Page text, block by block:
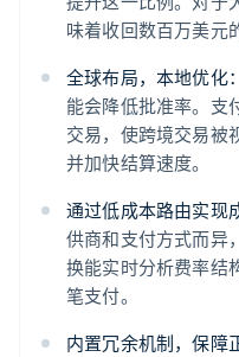
味着收回数百万美元
全球布局，本地优化：
能会降低批准率。支
交易，使跨境交易被
并加快结算速度。
通过低成本路由实现
供商和支付方式而异
换能实时分析费率结
笔支付。
内置冗余机制，保障